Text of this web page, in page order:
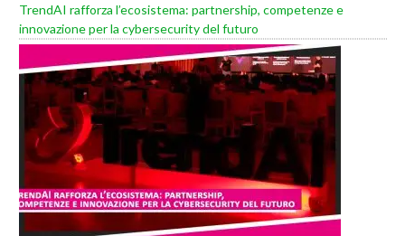
TrendAI rafforza l’ecosistema: partnership, competenze e
innovazione per la cybersecurity del futuro